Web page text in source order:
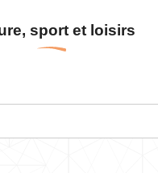
sport et loisirs